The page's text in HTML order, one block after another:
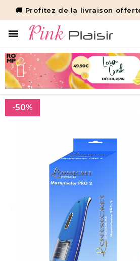
🚚 Profitez de la livraison
-50%